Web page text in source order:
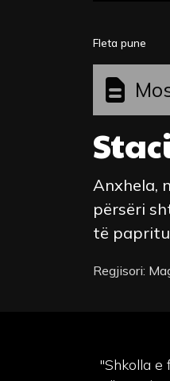
Fleta pune
Anxhela,
përsëri
të
Regjisori:
"Shkolla e